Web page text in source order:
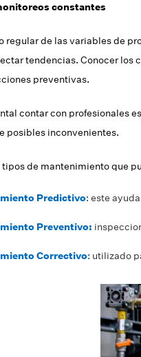
constantes
regular de las variables de
tendencias. Conocer los
preventivas.
contar con profesionales
posibles inconvenientes.
tipos de mantenimiento que
Predictivo: este
Preventivo:
Correctivo: utilizado